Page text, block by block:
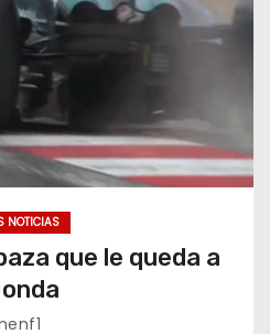
NOTICIAS
que le queda a